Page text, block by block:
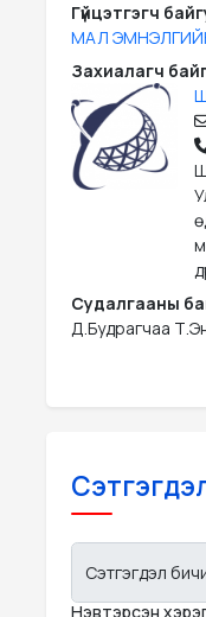
Гүйцэтгэгч
МАЛ
Захиалагч
Судалгааны
Д.Будрагчаа
Сэтгэгдэл
Нэвтэрсэн